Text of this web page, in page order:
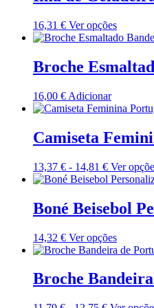
na
do
produto
a
16,31 € Ver opçõesEste
produto
várias
podem
na
página
do
produto
Broche
16,00 € Adicionar
Camiseta
13,37 € - 14,81 €Gama
de
13,37 €
a
Ver
Boné Beisebol
14,32 € Ver opçõesEste
produto
várias
Broche